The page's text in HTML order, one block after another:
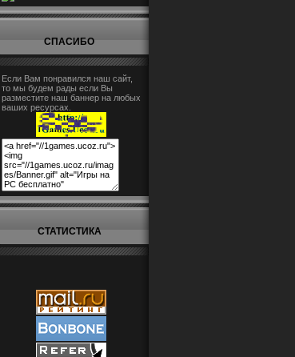
СПАСИБО
Если Вам понравился наш сайт,
то мы будем рады если Вы
разместите наш баннер на любых
ваших ресурсах.
СТАТИСТИКА